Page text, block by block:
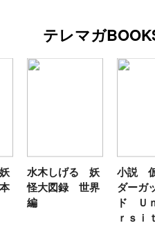
テレマガ
水木しげる 妖
怪大図録 世界
編
小説
ダーガ
ド Ｕ
ｒｓｉ